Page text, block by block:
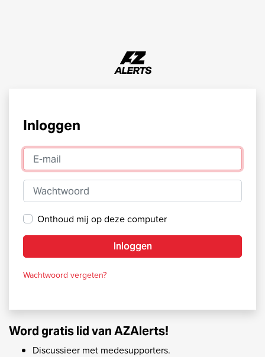
Inloggen
E-mail
Wachtwoord
Onthoud mij op deze computer
Inloggen
Wachtwoord vergeten?
Word gratis lid van AZAlerts!
Discussieer met medesupporters.